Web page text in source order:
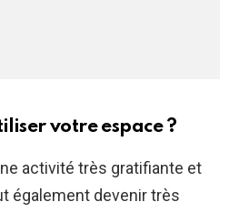
votre espace ?
activité très gratifiante et
également devenir très